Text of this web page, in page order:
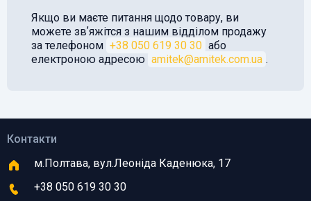
Якщо ви маєте питання щодо товару, ви
можете звʼяжітся з нашим відділом продажу
за телефоном +38 050 619 30 30 або
електроною адресою amitek@amitek.com.ua .
Контакти
м.Полтава, вул.Леоніда Каденюка, 17
+38 050 619 30 30